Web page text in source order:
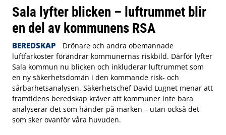
Sala lyfter blicken – luftrummet blir
en del av kommunens RSA
BEREDSKAP
Drönare och andra obemannade
luftfarkoster förändrar kommunernas riskbild. Därför lyfter
Sala kommun nu blicken och inkluderar luftrummet som
en ny säkerhetsdomän i den kommande risk- och
sårbarhetsanalysen. Säkerhetschef David Lugnet menar att
framtidens beredskap kräver att kommuner inte bara
analyserar det som händer på marken – utan också det
som sker ovanför våra huvuden.